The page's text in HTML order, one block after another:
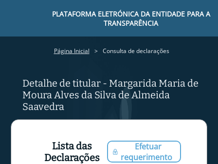
PLATAFORMA ELETRÓNICA DA ENTIDADE PARA A
TRANSPARÊNCIA
Página Inicial Consulta de declarações
Detalhe de titular - Margarida Maria de
Moura Alves da Silva de Almeida
Saavedra
Lista das
Declarações
Efetuar
requerimento